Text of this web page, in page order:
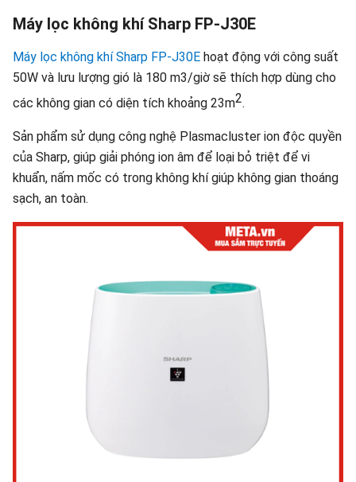
Máy lọc không khí Sharp FP-J30E
Máy lọc không khí Sharp FP-J30E hoạt động với công suất
50W và lưu lượng gió là 180 m3/giờ sẽ thích hợp dùng cho
các không gian có diện tích khoảng 23m2.
Sản phẩm sử dụng công nghệ Plasmacluster ion độc quyền
của Sharp, giúp giải phóng ion âm để loại bỏ triệt để vi
khuẩn, nấm mốc có trong không khí giúp không gian thoáng
sạch, an toàn.